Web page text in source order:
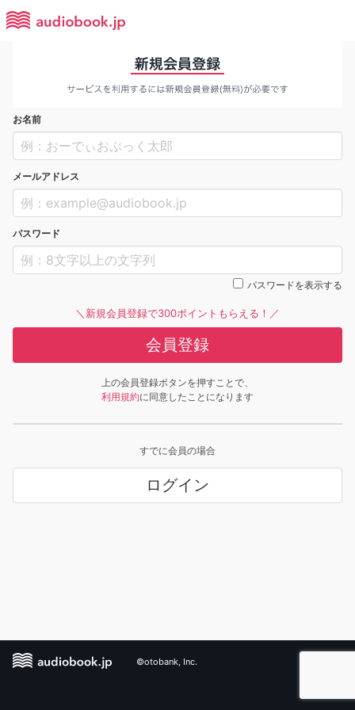
お名前
メールアドレス
パスワード
パスワードを表示する
＼新規会員登録で300ポイントもらえる！／
会員登録
上の会員登録ボタンを押すことで、
利用規約に同意したことになります
すでに会員の場合
ログイン
©otobank, Inc.